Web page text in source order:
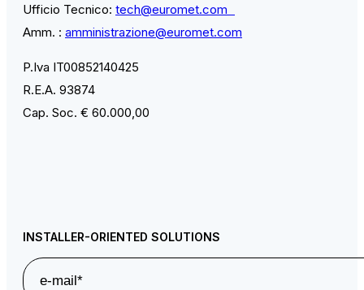
Ufficio Tecnico: tech@euromet.com
Amm. : amministrazione@euromet.com
P.Iva IT00852140425
R.E.A. 93874
Cap. Soc. € 60.000,00
INSTALLER-ORIENTED SOLUTIONS